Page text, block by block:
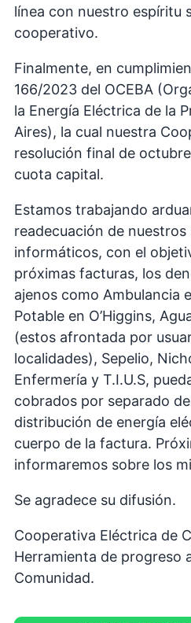
línea con nuestro espíritu
cooperativo.
Finalmente, en
166/2023 del OCEBA
la Energía Eléctrica de la
Aires), la cual nuestra
resolución final de
cuota capital.
Estamos trabajando
readecuación de nuestros
informáticos, con el
próximas facturas, los
ajenos como Ambulancia
Potable en O’Higgins,
(estos afrontada por
localidades), Sepelio,
Enfermería y T.I.U.S,
cobrados por separado
distribución de energía
cuerpo de la factura.
informaremos sobre los
Se agradece su difusión.
Cooperativa Eléctrica de
Herramienta de progreso
Comunidad.